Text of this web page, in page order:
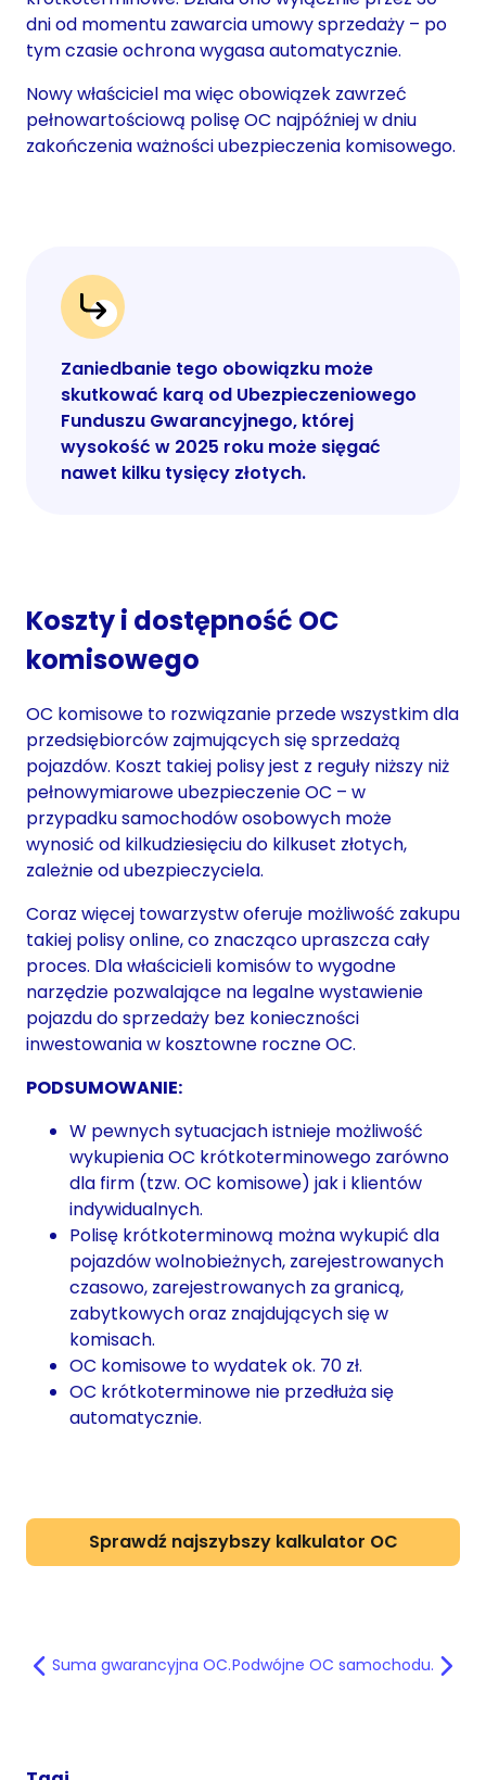
dni od momentu zawarcia umowy sprzedaży – po
tym czasie ochrona wygasa automatycznie.
Nowy właściciel ma więc obowiązek zawrzeć
pełnowartościową polisę OC najpóźniej w dniu
zakończenia ważności ubezpieczenia komisowego.
Zaniedbanie tego obowiązku może
skutkować karą od Ubezpieczeniowego
Funduszu Gwarancyjnego, której
wysokość w 2025 roku może sięgać
nawet kilku tysięcy złotych.
Koszty i dostępność OC
komisowego
OC komisowe to rozwiązanie przede wszystkim dla
przedsiębiorców zajmujących się sprzedażą
pojazdów. Koszt takiej polisy jest z reguły niższy niż
pełnowymiarowe ubezpieczenie OC – w
przypadku samochodów osobowych może
wynosić od kilkudziesięciu do kilkuset złotych,
zależnie od ubezpieczyciela.
Coraz więcej towarzystw oferuje możliwość zakupu
takiej polisy online, co znacząco upraszcza cały
proces. Dla właścicieli komisów to wygodne
narzędzie pozwalające na legalne wystawienie
pojazdu do sprzedaży bez konieczności
inwestowania w kosztowne roczne OC.
PODSUMOWANIE:
W pewnych sytuacjach istnieje możliwość
wykupienia OC krótkoterminowego zarówno
dla firm (tzw. OC komisowe) jak i klientów
indywidualnych.
Polisę krótkoterminową można wykupić dla
pojazdów wolnobieżnych, zarejestrowanych
czasowo, zarejestrowanych za granicą,
zabytkowych oraz znajdujących się w
komisach.
OC komisowe to wydatek ok. 70 zł.
OC krótkoterminowe nie przedłuża się
automatycznie.
Sprawdź najszybszy kalkulator OC
Suma gwarancyjna OC.Podwójne OC samochodu.